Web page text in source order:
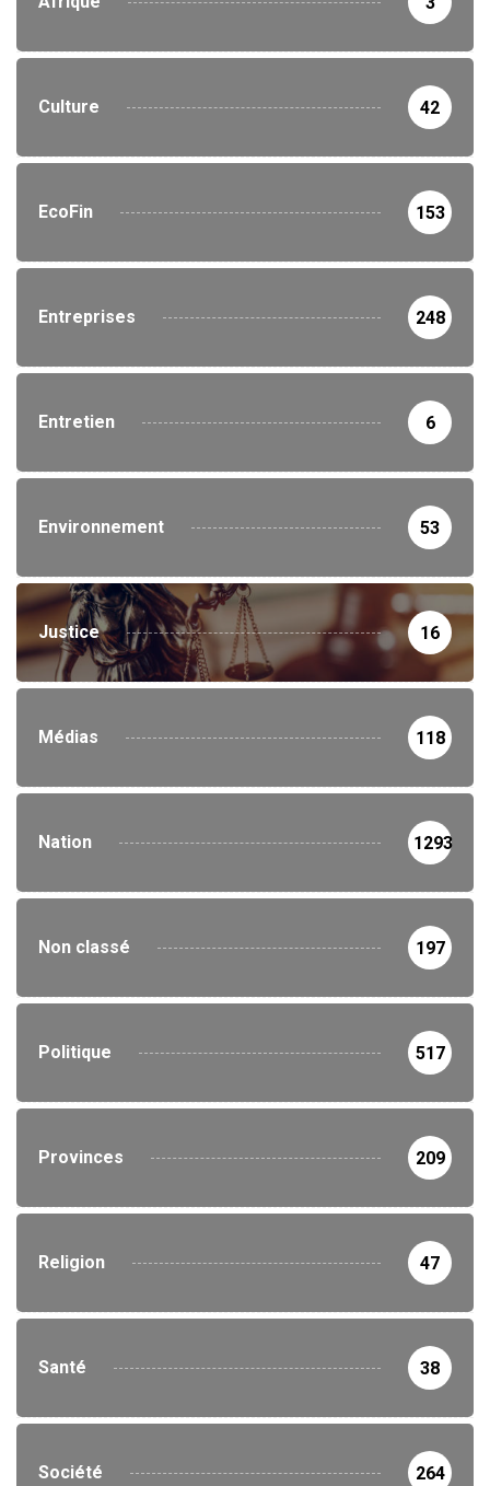
Culture 42
EcoFin 153
Entreprises 248
Entretien 6
Environnement 53
Justice 16
Médias 118
Nation 1293
Non classé 197
Politique 517
Provinces 209
Religion 47
Santé 38
Société 264